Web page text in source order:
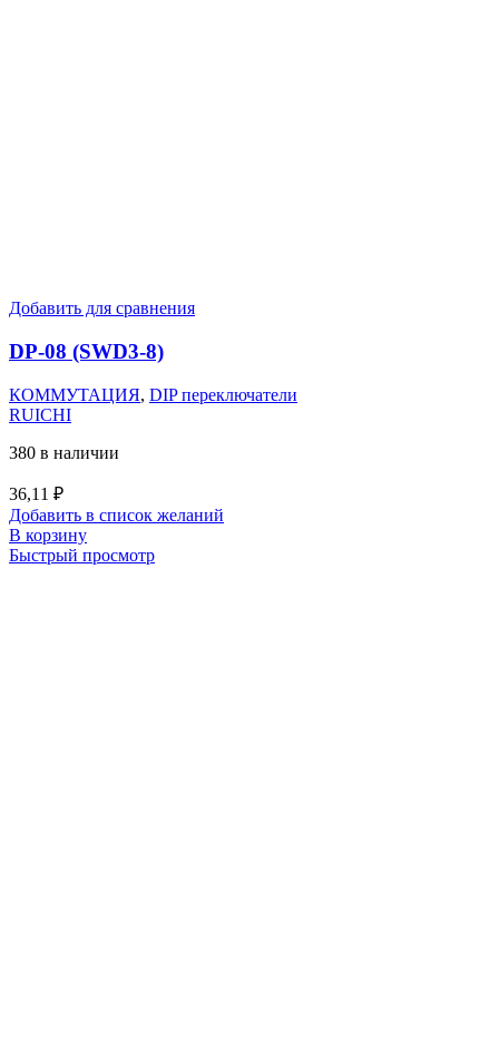
Добавить для сравнения
DP-08 (SWD3-8)
КОММУТАЦИЯ, DIP переключатели
RUICHI
380 в наличии
36,11 ₽
Добавить в список желаний
В корзину
Быстрый просмотр